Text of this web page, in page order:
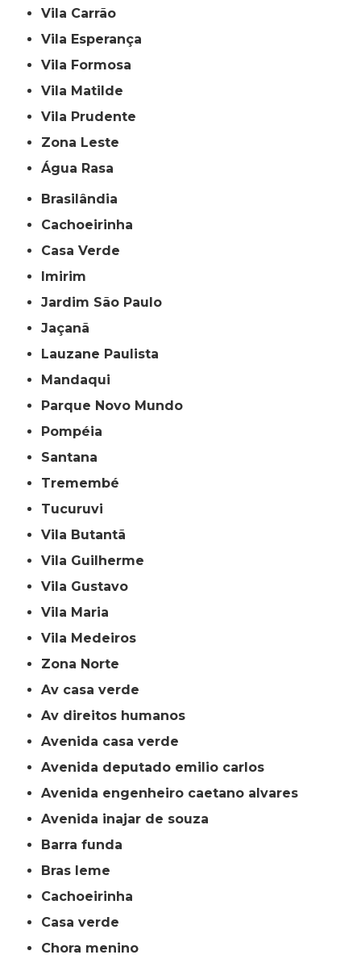
Vila Carrão
Vila Esperança
Vila Formosa
Vila Matilde
Vila Prudente
Zona Leste
Água Rasa
Brasilândia
Cachoeirinha
Casa Verde
Imirim
Jardim São Paulo
Jaçanã
Lauzane Paulista
Mandaqui
Parque Novo Mundo
Pompéia
Santana
Tremembé
Tucuruvi
Vila Butantã
Vila Guilherme
Vila Gustavo
Vila Maria
Vila Medeiros
Zona Norte
av casa verde
av direitos humanos
avenida casa verde
avenida deputado emilio carlos
avenida engenheiro caetano alvares
avenida inajar de souza
barra funda
bras leme
cachoeirinha
casa verde
chora menino